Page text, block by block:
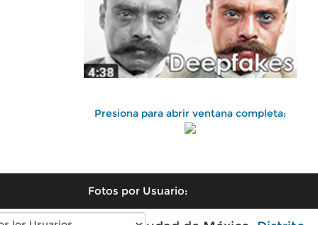
Presiona para abrir ventana completa:
Fotos por Usuario: